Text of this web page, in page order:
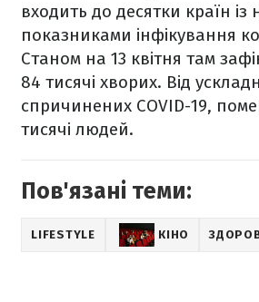
входить до десятки країн із
показниками інфікування
Станом на 13 квітня там
84 тисячі хворих. Від
спричинених COVID-19,
тисячі людей.
Пов'язані теми:
LIFESTYLE КІНО